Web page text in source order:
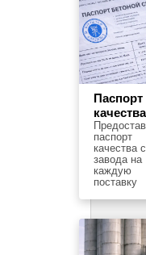
Паспорт
качества
паспорт
качества с
завода на
каждую
поставку